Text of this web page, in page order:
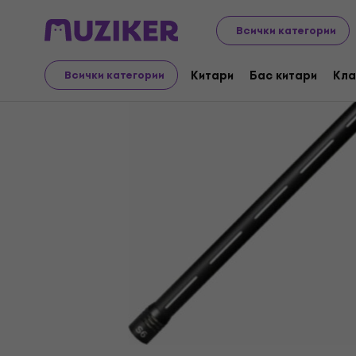
Всички категории
Всички категории Китари Бас китари
Музикални инструменти Микрофони
Прекратена продажба